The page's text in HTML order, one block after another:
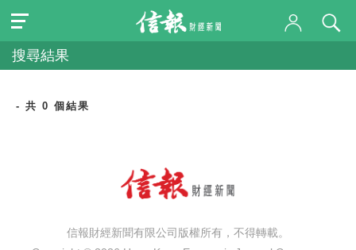
搜尋結果
- 共 0 個結果
信報財經新聞有限公司版權所有，不得轉載。